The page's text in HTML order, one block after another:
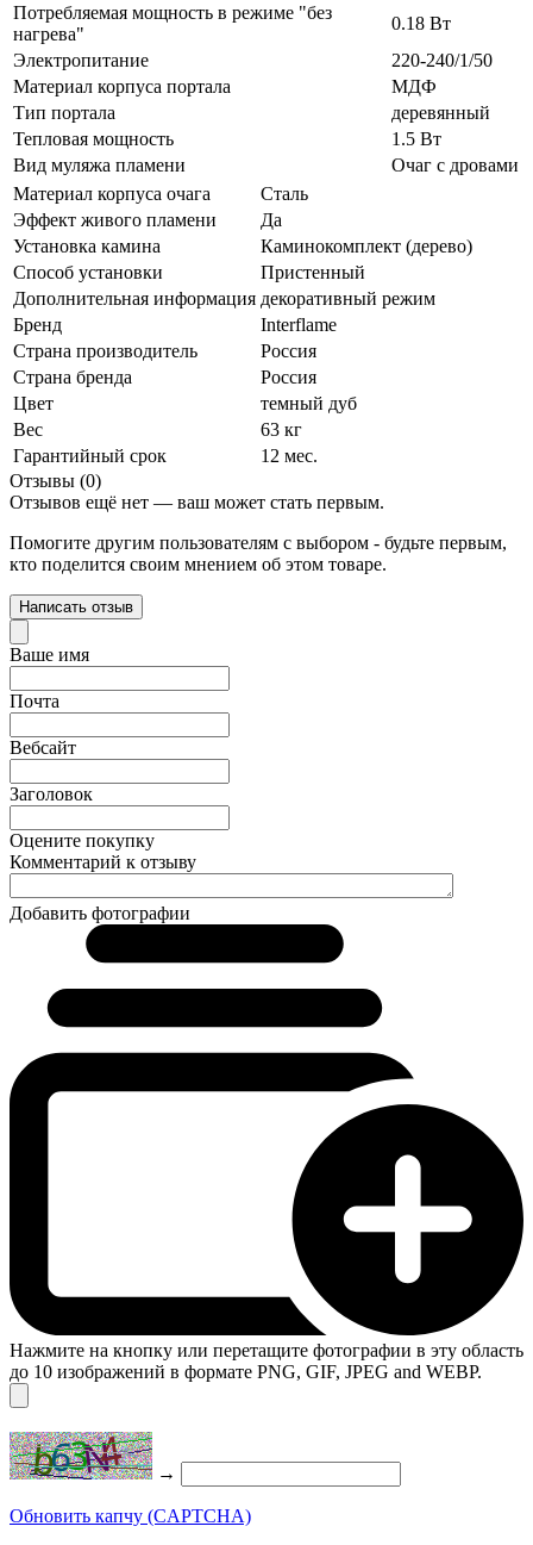
Потребляемая мощность в режиме "без
нагрева"
0.18 Вт
Электропитание
220-240/1/50
Материал корпуса портала
МДФ
Тип портала
деревянный
Тепловая мощность
1.5 Вт
Вид муляжа пламени
Очаг с дровами
Материал корпуса очага
Сталь
Эффект живого пламени
Да
Установка камина
Каминокомплект (дерево)
Способ установки
Пристенный
Дополнительная информация декоративный режим
Бренд
Interflame
Страна производитель
Россия
Страна бренда
Россия
Цвет
темный дуб
Вес
63 кг
Гарантийный срок
12 мес.
Отзывы (0)
Отзывов ещё нет — ваш может стать первым.
Помогите другим пользователям с выбором - будьте первым,
кто поделится своим мнением об этом товаре.
Написать отзыв
Ваше имя
Почта
Вебсайт
Заголовок
Оцените покупку
Комментарий к отзыву
Добавить фотографии
Нажмите на кнопку или перетащите фотографии в эту область
до 10 изображений в формате PNG, GIF, JPEG and WEBP.
→
Обновить капчу (CAPTCHA)